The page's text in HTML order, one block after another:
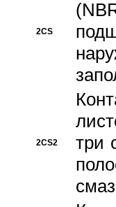
2CS
2CS2
три